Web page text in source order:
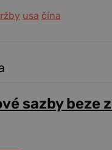
usa čína
sazby beze